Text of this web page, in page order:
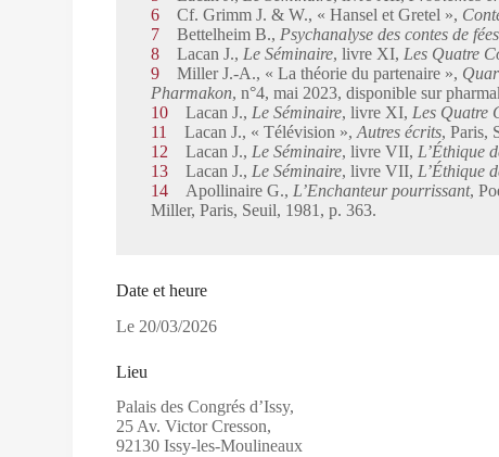
6
Cf. Grimm J. & W., « Hansel et Gretel »,
7
Bettelheim B., Psychanalyse des contes de fées
8
Lacan J., Le Séminaire, livre XI, Les Quatre
9
Miller J.-A., « La théorie du partenaire »,
Pharmakon, n°4, mai 2023, disponible sur
10
Lacan J., Le Séminaire, livre XI, Les Quatre
11
Lacan J., « Télévision »,Autres écrits, Paris,
12
Lacan J., Le Séminaire, livre VII, L’Éthique
13
Lacan J., Le Séminaire, livre VII, L’Éthique
14
Apollinaire G., L’Enchanteur pourrissant,
Miller, Paris, Seuil, 1981, p. 363.
Date et heure
Le 20/03/2026
Lieu
Palais des Congrés d’Issy,
25 Av. Victor Cresson,
92130 Issy-les-Moulineaux